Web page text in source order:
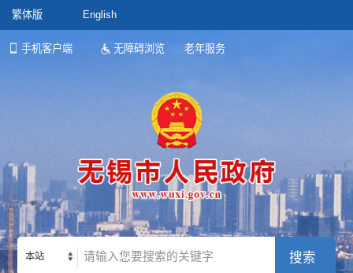
繁体版 English
手机客户端 无障碍浏览 老年服务
本站